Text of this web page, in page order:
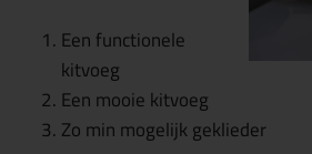
Een functionele
kitvoeg
Een mooie kitvoeg
Zo min mogelijk geklieder